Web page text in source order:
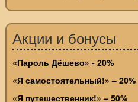
Акции и бонусы
«Пароль Дёшево» - 20%
«Я самостоятельный!» – 20%
«Я путешественник!» – 50%